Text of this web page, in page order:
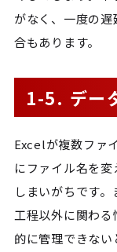
がなく、一度の
合もあります。
1-5. デー
Excelが複数ファ
にファイル名を
しまいがちです。
工程以外に関わ
的に管理できな